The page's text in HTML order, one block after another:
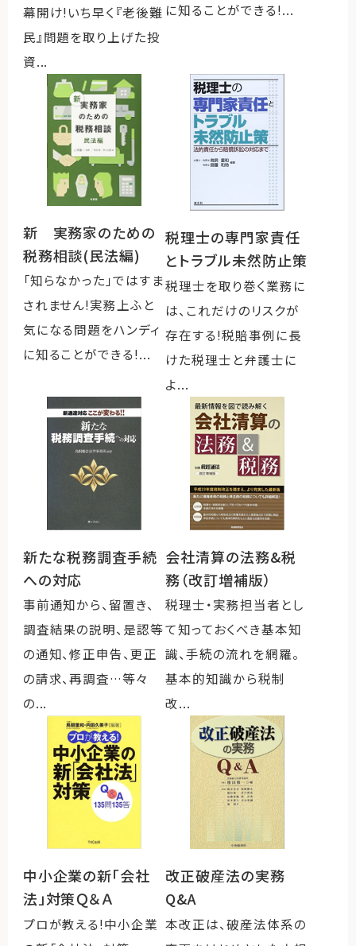
幕開け!いち早く『老後難
民』問題を取り上げた投
資...
に知ることができる!...
新 実務家のための
税務相談(民法編)
「知らなかった」ではすま
されません!実務上ふと
気になる問題をハンディ
に知ることができる!...
税理士の専門家責任
とトラブル未然防止策
税理士を取り巻く業務に
は、これだけのリスクが
存在する!税賠事例に長
けた税理士と弁護士に
よ...
新たな税務調査手続
への対応
事前通知から、留置き、
調査結果の説明、是認等
の通知、修正申告、更正
の請求、再調査…等々
の...
会社清算の法務&税
務（改訂増補版）
税理士・実務担当者とし
て知っておくべき基本知
識、手続の流れを網羅。
基本的知識から税制
改...
中小企業の新「会社
法」対策Ｑ＆Ａ
プロが教える!中小企業
改正破産法の実務
Q&A
本改正は、破産法体系の